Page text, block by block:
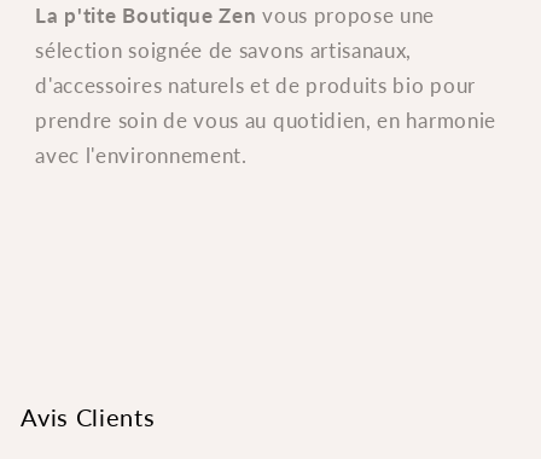
La p'tite Boutique Zen vous propose une
sélection soignée de savons artisanaux,
d'accessoires naturels et de produits bio pour
prendre soin de vous au quotidien, en harmonie
avec l'environnement.
Avis Clients